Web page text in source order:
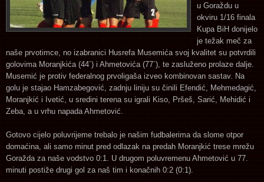
u Goraždu u
okviru 1/16 finala
Kupa BiH donijelo
je težak meč za
naše prvotimce, no izabranici Husrefa Musemića svoj kvalitet su potvrdili
golovima Moranjkića (44´) i Ahmetovića (77´), te zasluženo prolaze dalje.
Musemić je protiv federalnog prvoligaša izveo kombinovan sastav. Na
golu je stajao Hamzabegović, zadnju liniju su činili Efendić, Mehmedagić,
Moranjkić i Ivetić, u sredini terena su igrali Kiso, Pršeš, Sarić, Mehidić i
Zeba, a u vrhu napada Ahmetović.
Gotovo cijelo poluvrijeme trebalo je našim fudbalerima da slome otpor
domaćina, ali samo minut pred odlazak na predah Moranjkić trese mrežu
Goražda za naše vodstvo 0:1. U drugom poluvremenu Ahmetović u 77.
minuti postiže drugi gol za naš tim i konačnih 0:2 (0:1).